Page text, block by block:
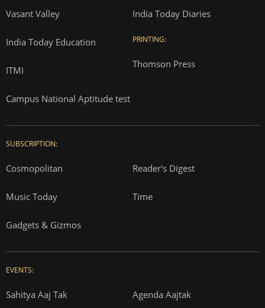
Vasant Valley
India Today Education
ITMI
Campus National Aptitude test
India Today Diaries
PRINTING:
Thomson Press
SUBSCRIPTION:
Cosmopolitan Reader's Digest
Music Today Time
Gadgets & Gizmos
EVENTS:
Sahitya Aaj Tak Agenda Aajtak